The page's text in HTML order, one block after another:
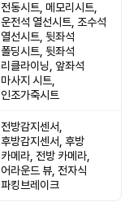
전동시트, 메모리시트,
운전석 열선시트, 조수석
열선시트, 뒷좌석
폴딩시트, 뒷좌석
리클라이닝, 앞좌석
마사지 시트,
인조가죽시트
전방감지센서,
후방감지센서, 후방
카메라, 전방 카메라,
어라운드 뷰, 전자식
파킹브레이크